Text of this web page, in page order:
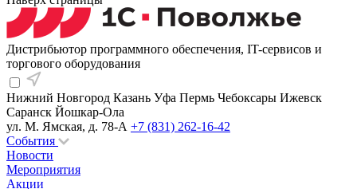
Дистрибьютор программного обеспечения, IT-сервисов и
торгового оборудования
Нижний Новгород Казань Уфа Пермь Чебоксары Ижевск
Саранск Йошкар-Ола
ул. М. Ямская, д. 78-А +7 (831) 262-16-42
События
Новости
Мероприятия
Акции